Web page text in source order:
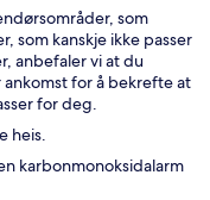
som
som kanskje ikke passer
anbefaler vi at du
for å bekrefte at
for deg.
heis.
karbonmonoksidalarm